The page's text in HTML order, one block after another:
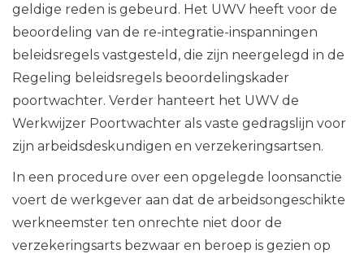
geldige reden is gebeurd. Het UWV heeft voor de
beoordeling van de re-integratie-inspanningen
beleidsregels vastgesteld, die zijn neergelegd in de
Regeling beleidsregels beoordelingskader
poortwachter. Verder hanteert het UWV de
Werkwijzer Poortwachter als vaste gedragslijn voor
zijn arbeidsdeskundigen en verzekeringsartsen.
In een procedure over een opgelegde loonsanctie
voert de werkgever aan dat de arbeidsongeschikte
werkneemster ten onrechte niet door de
verzekeringsarts bezwaar en beroep is gezien op